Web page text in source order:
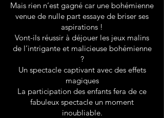
Mais rien n’est gagné car une bohémienne
venue de nulle part essaye de briser ses
aspirations !
Vont-ils réussir à déjouer les jeux malins
de l’intrigante et malicieuse bohémienne
?
Un spectacle captivant avec des effets
magiques
La participation des enfants fera de ce
fabuleux spectacle un moment
inoubliable.